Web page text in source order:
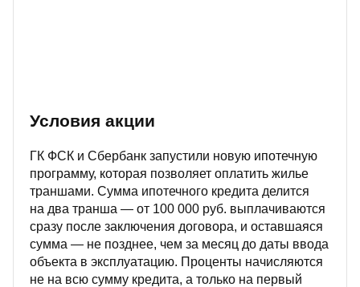
Условия акции
ГК ФСК и Сбербанк запустили новую ипотечную
программу, которая позволяет оплатить жилье
траншами. Сумма ипотечного кредита делится
на два транша — от 100 000 руб. выплачиваются
сразу после заключения договора, и оставшаяся
сумма — не позднее, чем за месяц до даты ввода
объекта в эксплуатацию. Проценты начисляются
не на всю сумму кредита, а только на первый